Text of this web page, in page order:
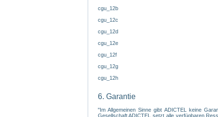
cgu_12b
cgu_12c
cgu_12d
cgu_12e
cgu_12f
cgu_12g
cgu_12h
6. Garantie
"Im Allgemeinen Sinne gibt ADICTEL keine
Gesellschaft ADICTEL setzt alle verfügbaren